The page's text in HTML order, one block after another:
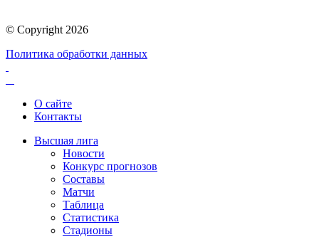
© Copyright 2026
Политика обработки данных
О сайте
Контакты
Высшая лига
Новости
Конкурс прогнозов
Составы
Матчи
Таблица
Статистика
Стадионы